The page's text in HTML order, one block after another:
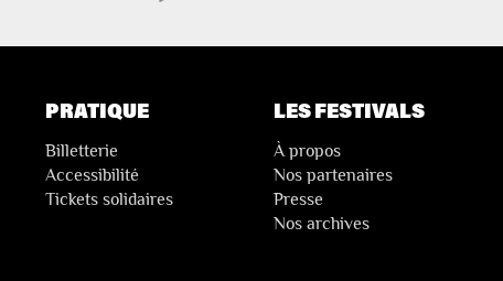
PRATIQUE
Billetterie
Accessibilité
Tickets solidaires
LES FESTIVALS
À propos
Nos partenaires
Presse
Nos archives